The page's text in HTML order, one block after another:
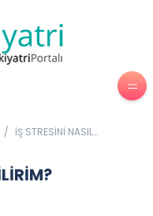
/ İŞ STRESİNİ NASIL